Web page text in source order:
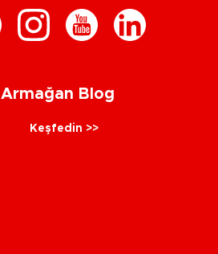
Armağan Blog
Keşfedin >>